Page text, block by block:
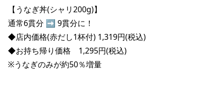
や台や
海老どて食堂
華花
IRライブラリトップ
決算短信
IRカレンダー
株価情報
株主優待
リンク集
サイトマップ
【うなぎ丼(シャリ200g)】
通常6貫分 ➡ 9貫分に！
◆店内価格(赤だし1杯付) 1,319円(税込)
◆お持ち帰り価格　1,295円(税込)
※うなぎのみが約50％増量